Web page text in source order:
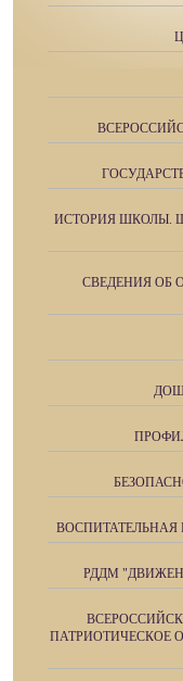
ИСТОРИЯ ШКОЛЫ.
СВЕДЕНИЯ ОБ
ВОСПИТАТЕЛЬНАЯ
РДДМ
ПАТРИОТИЧЕСКОЕ